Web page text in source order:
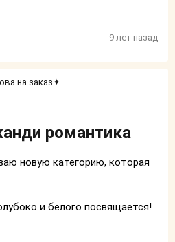
9 лет назад
на заказ✦
романтика
новую категорию, которая
и белого посвящается!